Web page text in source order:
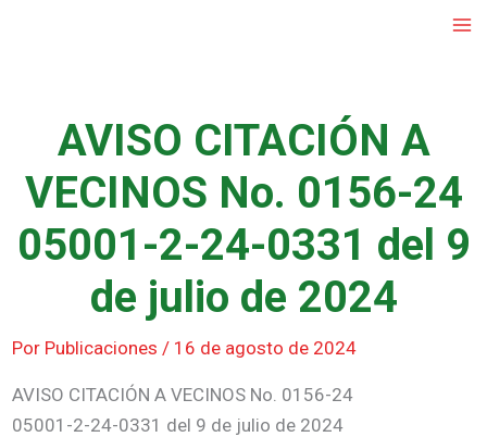
AVISO CITACIÓN A
VECINOS No. 0156-24
05001-2-24-0331 del 9
de julio de 2024
Por Publicaciones / 16 de agosto de 2024
AVISO CITACIÓN A VECINOS No. 0156-24
05001-2-24-0331 del 9 de julio de 2024